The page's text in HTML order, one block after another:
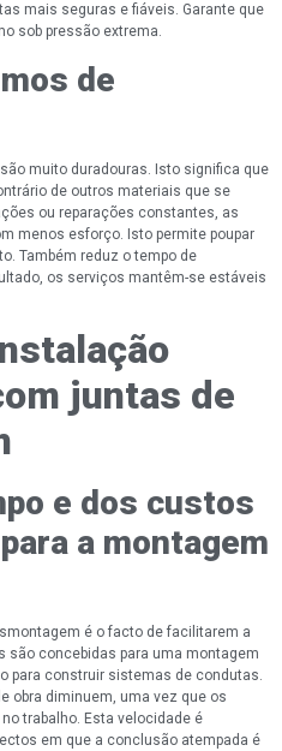
mais seguras e fiáveis. Garante que
sob pressão extrema.
de
muito duradouras. Isto significa que
de outros materiais que se
ou reparações constantes, as
menos esforço. Isto permite poupar
Também reduz o tempo de
os serviços mantêm-se estáveis
juntas de
e dos custos
a montagem
é o facto de facilitarem a
concebidas para uma montagem
para construir sistemas de condutas.
obra diminuem, uma vez que os
trabalho. Esta velocidade é
em que a conclusão atempada é